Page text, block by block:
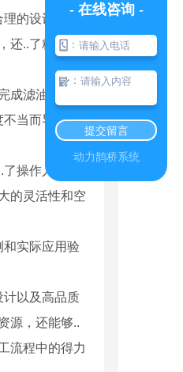
的设计，它
还..了粮油产
成滤油和炒炸
不当而导致的
操作人员的
的灵活性和空
实际应用验
计以及高品质
源，还能够..
流程中的得力
- 在线咨询 -
：
：
提交留言
动力鹊桥系统